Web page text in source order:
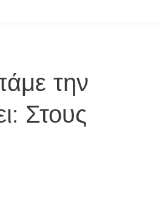
την
Στους